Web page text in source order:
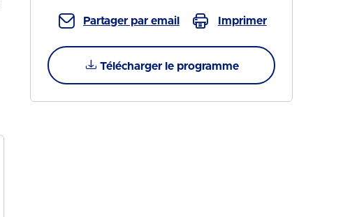
Partager par email Imprimer
Télécharger le programme